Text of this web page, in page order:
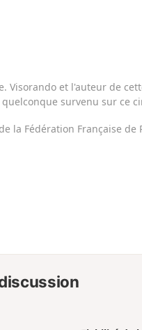
Visorando et l'auteur de
survenu sur ce
la Fédération Française de